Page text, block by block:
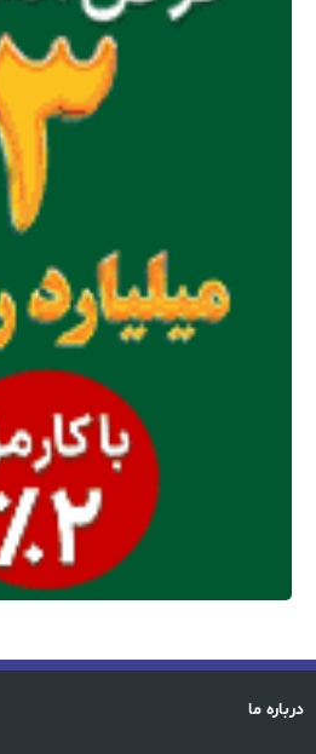
درباره ما